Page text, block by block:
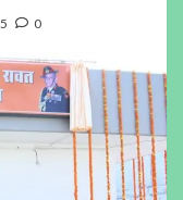
0